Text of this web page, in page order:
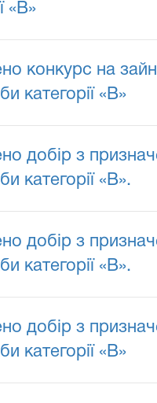
«В»
конкурс на
категорії «В»
добір з
категорії «В».
добір з
категорії «В».
добір з
категорії «В»